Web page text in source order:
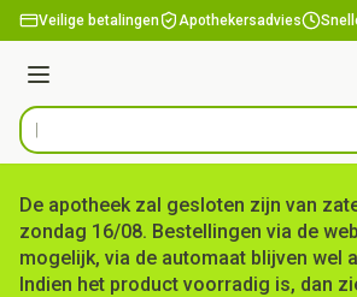
Ga naar de inhoud
Veilige betalingen Apothekersadvies
Menu
Product, merk, categorie...
De apotheek zal gesloten zijn van
zondag 16/08. Bestellingen via de
mogelijk, via de automaat blijven wel
Indien het product voorradig is, dan